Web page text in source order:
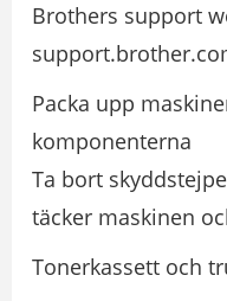
Brothers support
Packa upp
komponenterna
Ta bort
täcker maskinen
Tonerkassett och